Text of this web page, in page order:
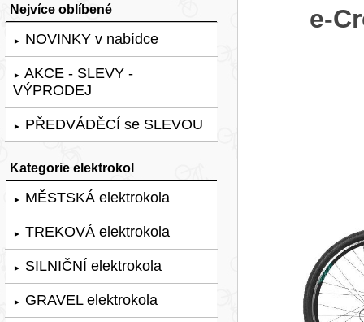
Nejvíce oblíbené
► NOVINKY v nabídce
► AKCE - SLEVY -
VÝPRODEJ
► PŘEDVÁDĚCÍ se SLEVOU
Kategorie elektrokol
► MĚSTSKÁ elektrokola
► TREKOVÁ elektrokola
► SILNIČNÍ elektrokola
► GRAVEL elektrokola
e-